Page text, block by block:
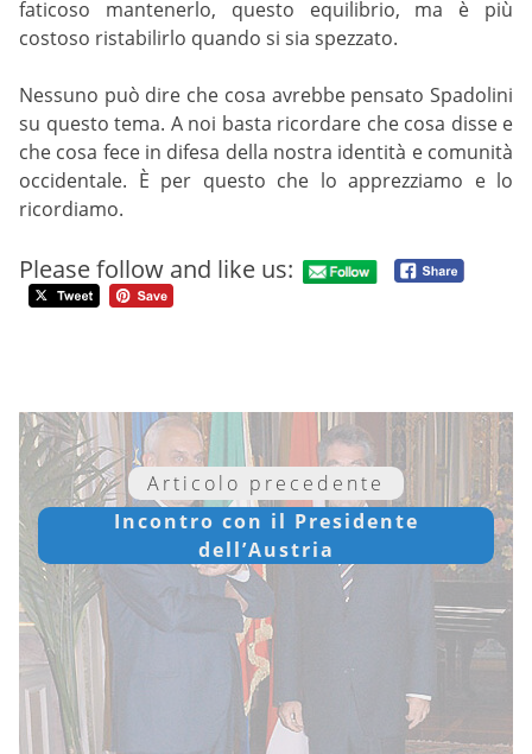
faticoso mantenerlo, questo equilibrio, ma è più
costoso ristabilirlo quando si sia spezzato.
Nessuno può dire che cosa avrebbe pensato Spadolini
su questo tema. A noi basta ricordare che cosa disse e
che cosa fece in difesa della nostra identità e comunità
occidentale. È per questo che lo apprezziamo e lo
ricordiamo.
Please follow and like us:
Articolo precedente
Incontro con il Presidente
dell’Austria